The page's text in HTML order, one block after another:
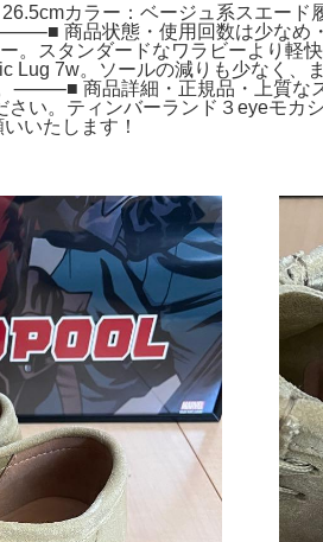
カラー：ベージュ系スエー
商品状態・使用回数は少なめ
。スタンダードなワラビーより
Lug 7w。ソールの減りも少なく
⸻■ 商品詳細・正規品・上質な
。ティンバーランド３eyeモカ
いたします！